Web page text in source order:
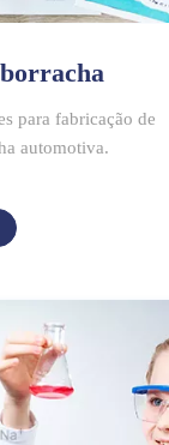
para fabricação de
automotiva.